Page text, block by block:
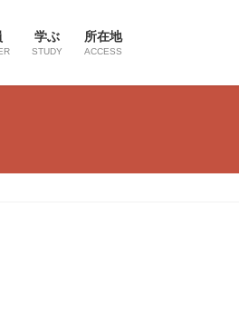
学ぶ
STUDY
所在地
ACCESS